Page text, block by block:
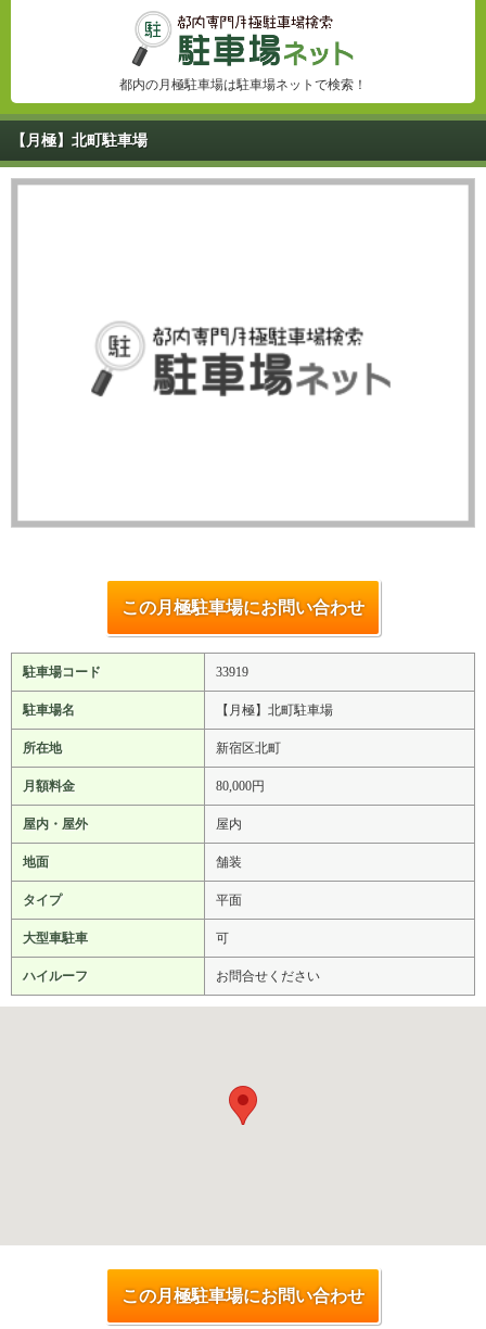
都内の月極駐車場は駐車場ネットで検索！
【月極】北町駐車場
この月極駐車場にお問い合わせ
駐車場コード 33919
駐車場名 【月極】北町駐車場
所在地 新宿区北町
月額料金 80,000円
屋内・屋外 屋内
地面 舗装
タイプ 平面
大型車駐車 可
ハイルーフ お問合せください
この月極駐車場にお問い合わせ